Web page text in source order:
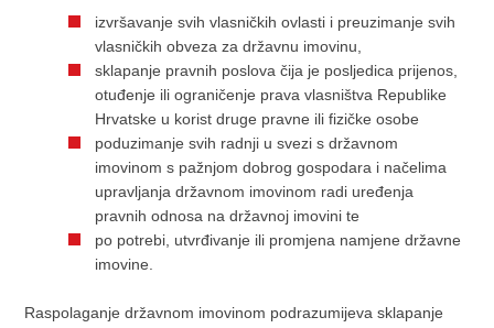
izvršavanje svih vlasničkih ovlasti i preuzimanje svih
vlasničkih obveza za državnu imovinu,
sklapanje pravnih poslova čija je posljedica prijenos,
otuđenje ili ograničenje prava vlasništva Republike
Hrvatske u korist druge pravne ili fizičke osobe
poduzimanje svih radnji u svezi s državnom
imovinom s pažnjom dobrog gospodara i načelima
upravljanja državnom imovinom radi uređenja
pravnih odnosa na državnoj imovini te
po potrebi, utvrđivanje ili promjena namjene državne
imovine.
Raspolaganje državnom imovinom podrazumijeva sklapanje